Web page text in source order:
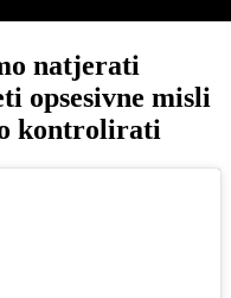
natjerati
opsesivne misli
kontrolirati